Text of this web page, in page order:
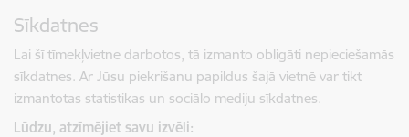
Sīkdatnes
Lai šī tīmekļvietne darbotos, tā izmanto obligāti nepieciešamās
sīkdatnes. Ar Jūsu piekrišanu papildus šajā vietnē var tikt
izmantotas statistikas un sociālo mediju sīkdatnes.
Lūdzu, atzīmējiet savu izvēli: